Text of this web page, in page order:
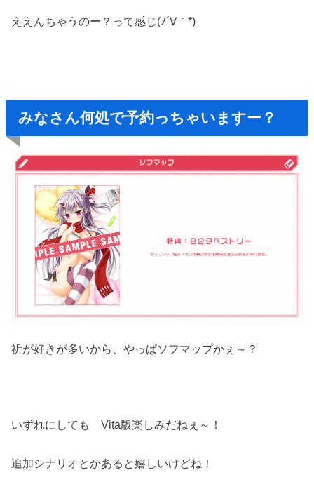
ええんちゃうのー？って感じ(ﾉ´∀｀*)
みなさん何処で予約っちゃいますー？
祈が好きが多いから、やっぱソフマップかぇ～？
いずれにしても Vita版楽しみだねぇ～！
追加シナリオとかあると嬉しいけどね！